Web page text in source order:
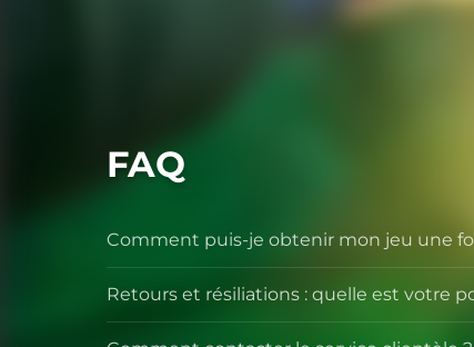
FAQ
Comment puis-je obtenir mon jeu une
Retours et résiliations : quelle est votre